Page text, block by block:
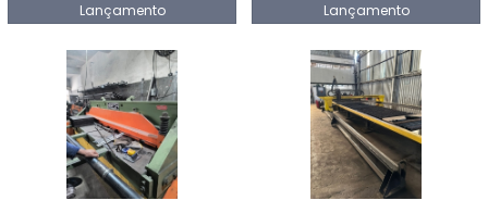
Lançamento Lançamento